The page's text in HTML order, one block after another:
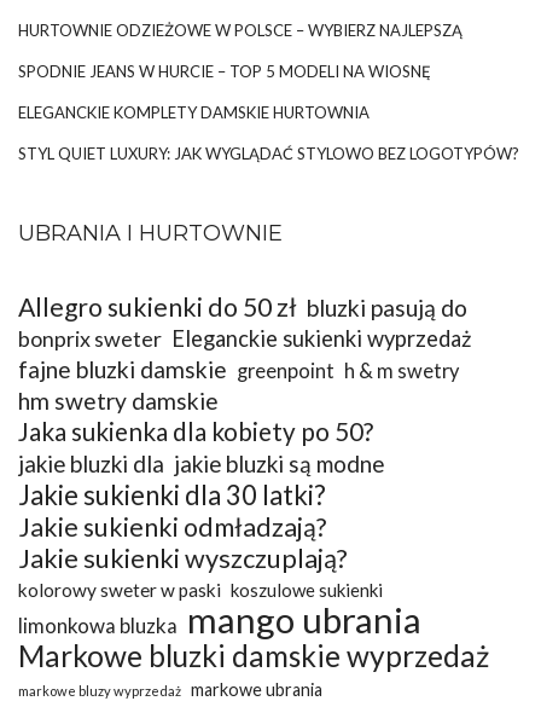
HURTOWNIE ODZIEŻOWE W POLSCE – WYBIERZ NAJLEPSZĄ
SPODNIE JEANS W HURCIE – TOP 5 MODELI NA WIOSNĘ
ELEGANCKIE KOMPLETY DAMSKIE HURTOWNIA
STYL QUIET LUXURY: JAK WYGLĄDAĆ STYLOWO BEZ LOGOTYPÓW?
UBRANIA I HURTOWNIE
Allegro sukienki do 50 zł bluzki pasują do
bonprix sweter Eleganckie sukienki wyprzedaż
fajne bluzki damskie greenpoint h & m swetry
hm swetry damskie
Jaka sukienka dla kobiety po 50?
jakie bluzki dla jakie bluzki są modne
Jakie sukienki dla 30 latki?
Jakie sukienki odmładzają?
Jakie sukienki wyszczuplają?
kolorowy sweter w paski koszulowe sukienki
limonkowa bluzka mango ubrania
Markowe bluzki damskie wyprzedaż
markowe bluzy wyprzedaż markowe ubrania